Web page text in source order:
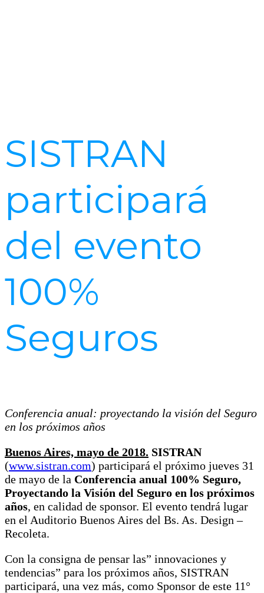
SISTRAN
participará
del evento
100%
Seguros
Conferencia anual: proyectando la visión del Seguro
en los próximos años
Buenos Aires, mayo de 2018. SISTRAN
(www.sistran.com) participará el próximo jueves 31
de mayo de la Conferencia anual 100% Seguro,
Proyectando la Visión del Seguro en los próximos
años, en calidad de sponsor. El evento tendrá lugar
en el Auditorio Buenos Aires del Bs. As. Design –
Recoleta.
Con la consigna de pensar las” innovaciones y
tendencias” para los próximos años, SISTRAN
participará, una vez más, como Sponsor de este 11°